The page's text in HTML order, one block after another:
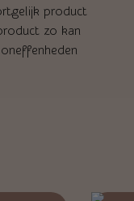
product
zo kan